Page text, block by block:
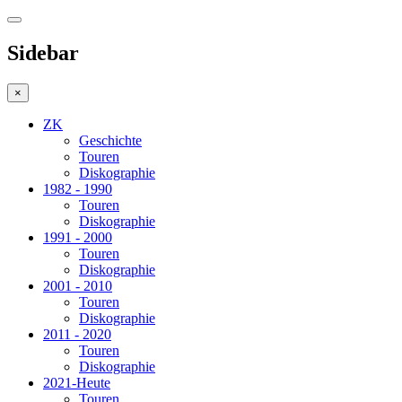
Sidebar
×
ZK
Geschichte
Touren
Diskographie
1982 - 1990
Touren
Diskographie
1991 - 2000
Touren
Diskographie
2001 - 2010
Touren
Diskographie
2011 - 2020
Touren
Diskographie
2021-Heute
Touren